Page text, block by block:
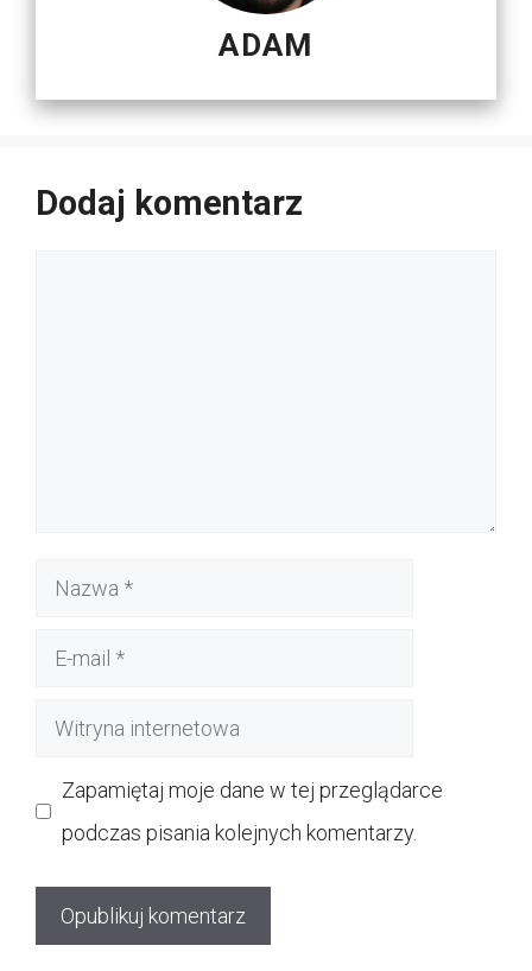
ADAM
Dodaj komentarz
Nazwa
Witryna
Zapamiętaj moje dane w tej przeglądarce
podczas pisania kolejnych komentarzy.